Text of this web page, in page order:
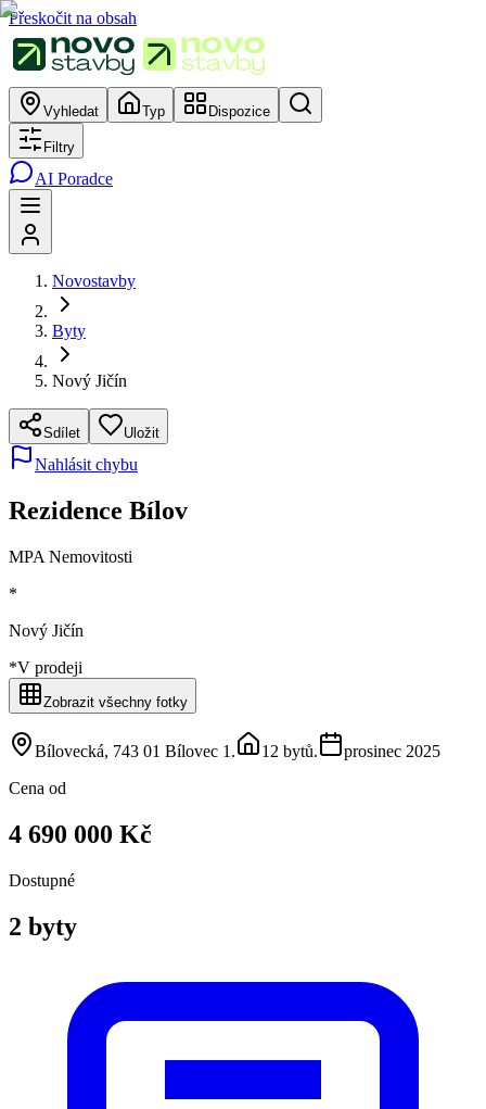
Přeskočit na obsah
Vyhledat Typ Dispozice
Filtry
AI Poradce
Novostavby
Byty
Nový Jičín
Sdílet Uložit
Nahlásit chybu
Rezidence Bílov
MPA Nemovitosti
*
Nový Jičín
*V prodeji
Zobrazit všechny fotky
Bílovecká, 743 01 Bílovec 1 . 12 bytů.
prosinec 2025
Cena od
4 690 000 Kč
Dostupné
2 byty